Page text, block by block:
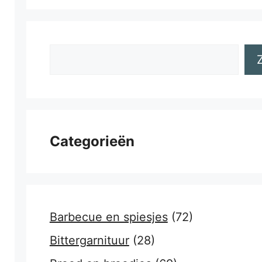
Categorieën
Barbecue en spiesjes(72)
Bittergarnituur(28)